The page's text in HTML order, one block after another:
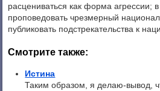
расцениваться как форма агрессии;
проповедовать чрезмерный
публиковать подстрекательства к
Смотрите также:
Истина
Таким образом, я делаю-вывод,